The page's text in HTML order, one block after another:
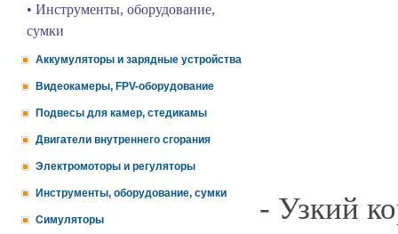
• Инструменты, оборудование,
сумки
Аккумуляторы и зарядные устройства
Видеокамеры, FPV-оборудование
Подвесы для камер, стедикамы
Двигатели внутреннего сгорания
Электромоторы и регуляторы
Инструменты, оборудование, сумки
Симуляторы
- Узкий